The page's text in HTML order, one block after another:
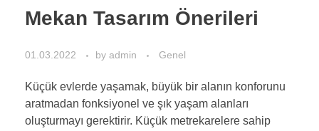
Mekan Tasarım Önerileri
01.03.2022 by admin Genel
Küçük evlerde yaşamak, büyük bir alanın konforunu
aratmadan fonksiyonel ve şık yaşam alanları
oluşturmayı gerektirir. Küçük metrekarelere sahip